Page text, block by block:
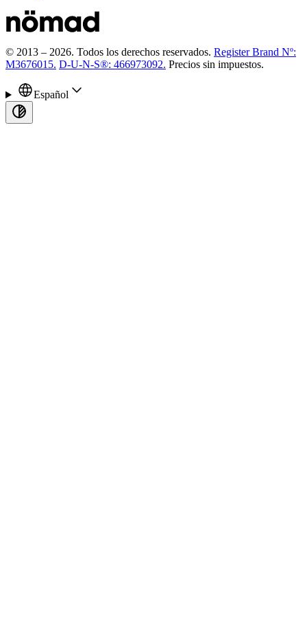
© 2013 – 2026. Todos los derechos reservados. Register Brand Nº:
M3676015. D-U-N-S®: 466973092. Precios sin impuestos.
Español